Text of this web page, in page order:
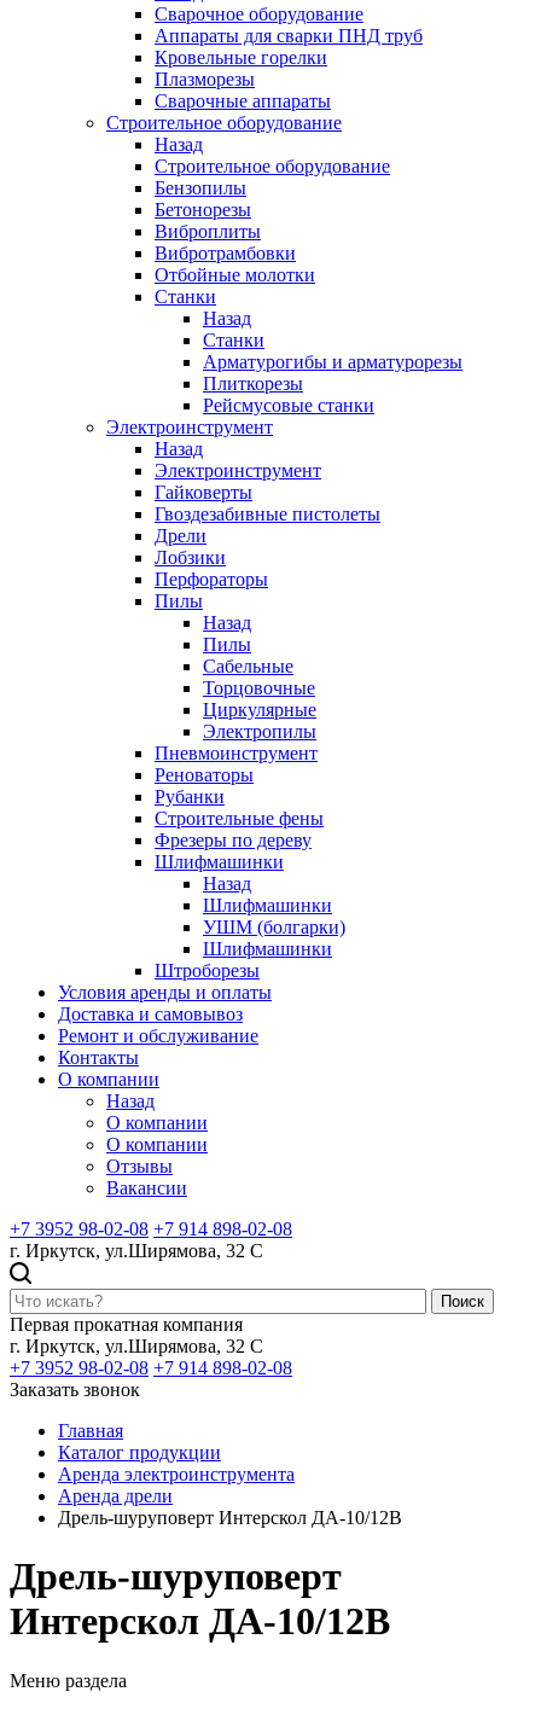
Сварочное оборудование
Аппараты для сварки ПНД труб
Кровельные горелки
Плазморезы
Сварочные аппараты
Строительное оборудование
Назад
Строительное оборудование
Бензопилы
Бетонорезы
Виброплиты
Вибротрамбовки
Отбойные молотки
Станки
Назад
Станки
Арматурогибы и арматурорезы
Плиткорезы
Рейсмусовые станки
Электроинструмент
Назад
Электроинструмент
Гайковерты
Гвоздезабивные пистолеты
Дрели
Лобзики
Перфораторы
Пилы
Назад
Пилы
Сабельные
Торцовочные
Циркулярные
Электропилы
Пневмоинструмент
Реноваторы
Рубанки
Строительные фены
Фрезеры по дереву
Шлифмашинки
Назад
Шлифмашинки
УШМ (болгарки)
Шлифмашинки
Штроборезы
Условия аренды и оплаты
Доставка и самовывоз
Ремонт и обслуживание
Контакты
О компании
Назад
О компании
О компании
Отзывы
Вакансии
+7 3952 98-02-08 +7 914 898-02-08
г. Иркутск, ул.Ширямова, 32 С
Поиск
Первая прокатная компания
г. Иркутск, ул.Ширямова, 32 С
+7 3952 98-02-08 +7 914 898-02-08
Заказать звонок
Главная
Каталог продукции
Аренда электроинструмента
Аренда дрели
Дрель-шуруповерт Интерскол ДА-10/12В
Дрель-шуруповерт
Интерскол ДА-10/12В
Меню раздела